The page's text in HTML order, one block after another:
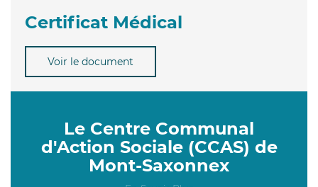
Certificat Médical
Voir le document
Le Centre Communal
d'Action Sociale (CCAS) de
Mont-Saxonnex